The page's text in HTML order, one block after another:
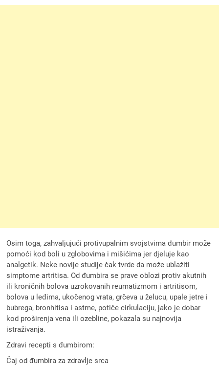
Osim toga, zahvaljujući protivupalnim svojstvima đumbir može
pomoći kod boli u zglobovima i mišićima jer djeluje kao
analgetik. Neke novije studije čak tvrde da može ublažiti
simptome artritisa. Od đumbira se prave oblozi protiv akutnih
ili kroničnih bolova uzrokovanih reumatizmom i artritisom,
bolova u leđima, ukočenog vrata, grčeva u želucu, upale jetre i
bubrega, bronhitisa i astme, potiče cirkulaciju, jako je dobar
kod proširenja vena ili ozebline, pokazala su najnovija
istraživanja.
Zdravi recepti s đumbirom:
Čaj od đumbira za zdravlje srca